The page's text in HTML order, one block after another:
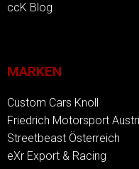
ccK Blog
MARKEN
Custom Cars Knoll
Friedrich Motorsport
Streetbeast Österreich
eXr Export & Racing